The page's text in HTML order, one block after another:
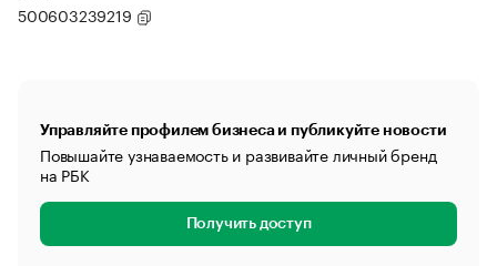
500603239219
Управляйте профилем бизнеса и публикуйте новости
Повышайте узнаваемость и развивайте личный бренд
на РБК
Получить доступ